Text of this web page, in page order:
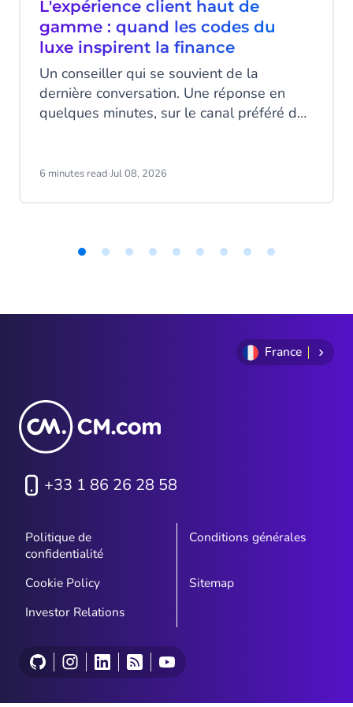
L'expérience client haut de
gamme : quand les codes du
luxe inspirent la finance
Un conseiller qui se souvient de la
dernière conversation. Une réponse en
quelques minutes, sur le canal préféré du
associé au luxe, devient pourtant un
6 minutes read·Jul 08, 2026
of
France
+33 1 86 26 28 58
Politique de
confidentialité
Conditions générales
Cookie Policy
Sitemap
Investor Relations